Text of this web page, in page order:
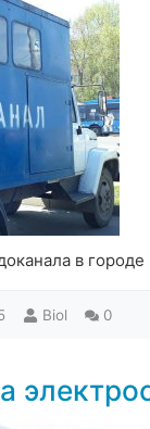
в
Biol 0